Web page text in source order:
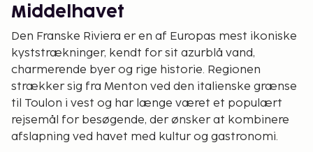
Middelhavet
Den Franske Riviera er en af Europas mest ikoniske
kyststrækninger, kendt for sit azurblå vand,
charmerende byer og rige historie. Regionen
strækker sig fra Menton ved den italienske grænse
til Toulon i vest og har længe været et populært
rejsemål for besøgende, der ønsker at kombinere
afslapning ved havet med kultur og gastronomi.